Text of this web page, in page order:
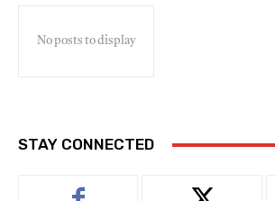
No posts to display
STAY CONNECTED